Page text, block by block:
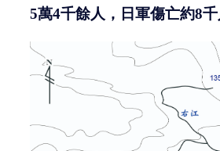
5萬4千餘人，日軍傷亡約8千